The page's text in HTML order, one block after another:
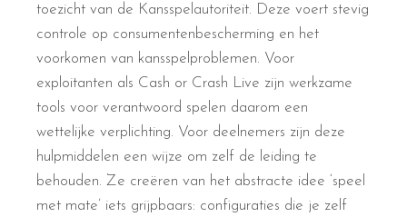
toezicht van de Kansspelautoriteit. Deze voert stevig
controle op consumentenbescherming en het
voorkomen van kansspelproblemen. Voor
exploitanten als Cash or Crash Live zijn werkzame
tools voor verantwoord spelen daarom een
wettelijke verplichting. Voor deelnemers zijn deze
hulpmiddelen een wijze om zelf de leiding te
behouden. Ze creëren van het abstracte idee ‘speel
met mate’ iets grijpbaars: configuraties die je zelf